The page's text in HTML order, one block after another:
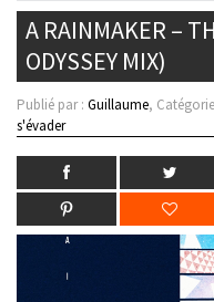
A RAINMAKER –
ODYSSEY MIX)
Publié par : Guillaume,
s'évader